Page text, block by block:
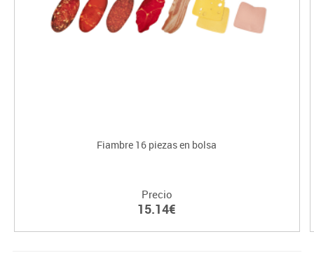
Fiambre 16 piezas en bolsa
Precio
15.14€